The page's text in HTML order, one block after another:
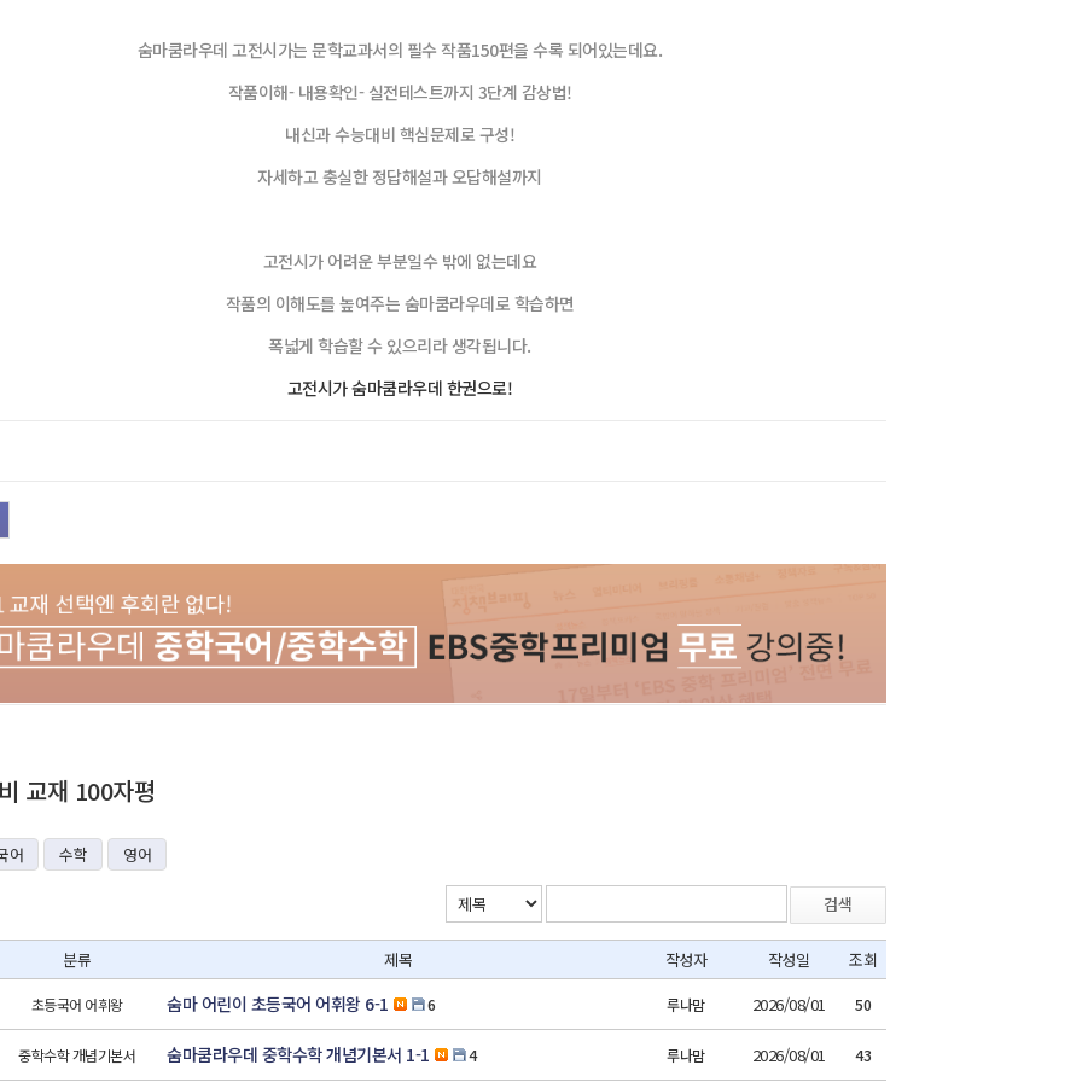
숨마쿰라우데 고전시가는 문학교과서의 필수 작품150편을 수록 되어있는데요.
작품이해- 내용확인- 실전테스트까지 3단계 감상법!
내신과 수능대비 핵심문제로 구성!
자세하고 충실한 정답해설과 오답해설까지
고전시가 어려운 부분일수 밖에 없는데요
작품의 이해도를 높여주는 숨마쿰라우데로 학습하면
폭넓게 학습할 수 있으리라 생각됩니다.
고전시가 숨마쿰라우데 한권으로!
교재 100자평
어 수학 영어
검색
분류 제목 작성자 작성일 조회
초등국어 어휘왕 숨마 어린이 초등국어 어휘왕 6-1 6 루나맘 2026/08/01 50
중학수학 개념기본서 숨마쿰라우데 중학수학 개념기본서 1-1 4 루나맘 2026/08/01 43